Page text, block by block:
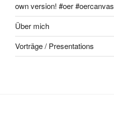
own version! #oer #oercanvas
Über mich
Vorträge / Presentations